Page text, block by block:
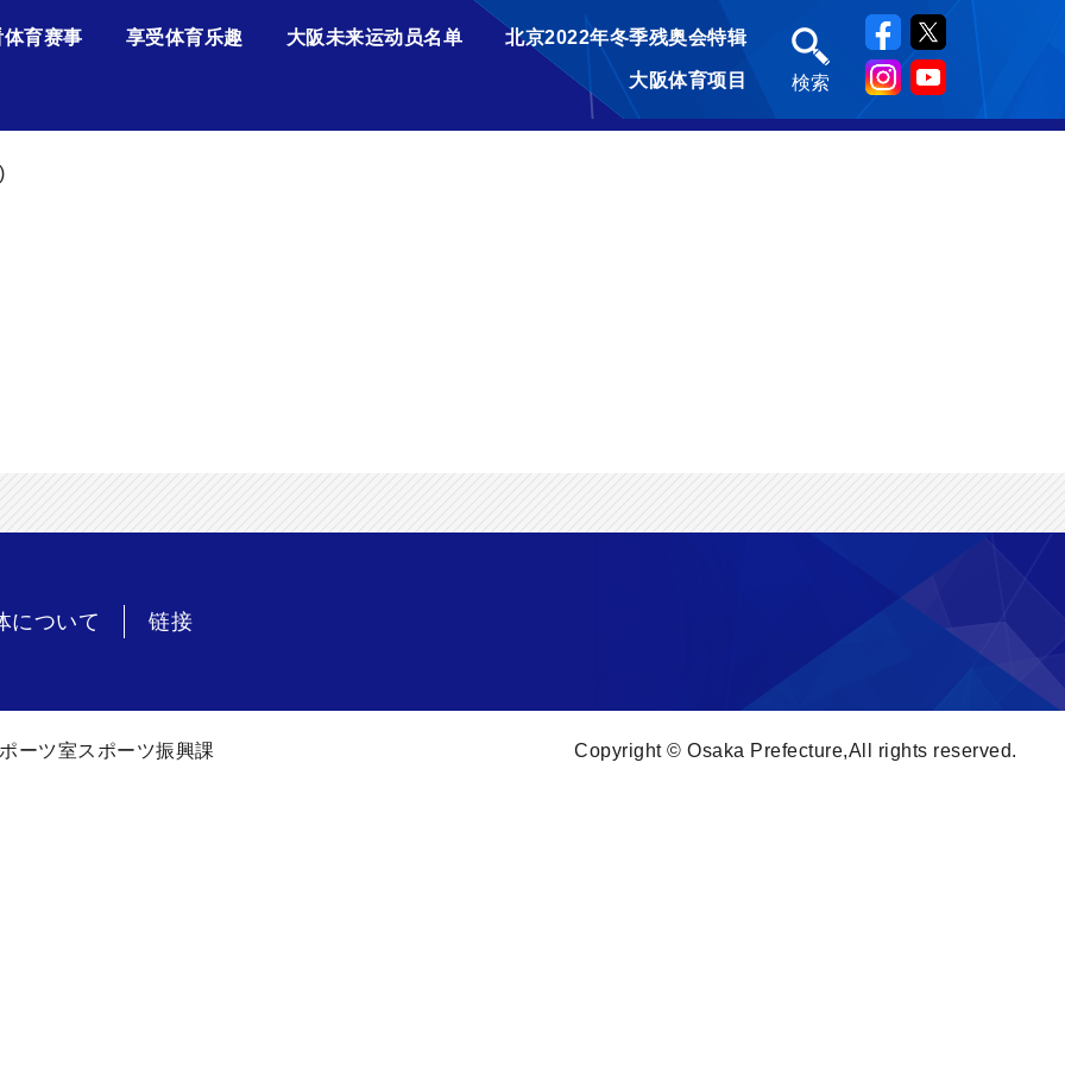
体育赛事 享受体育乐趣 大阪未来运动员名单 北京2022年冬季残奥会特辑
大阪体育项目 検索
について 链接
ーツ室スポーツ振興課 Copyright © Osaka Prefecture,All rights reserved.